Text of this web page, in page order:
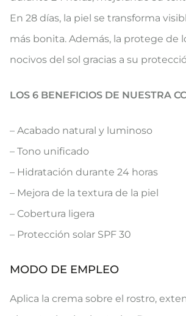
En 28 días, la piel se transforma
más bonita. Además, la protege de
nocivos del sol gracias a su
LOS 6 BENEFICIOS DE NUESTRA
– Acabado natural y luminoso
– Tono unificado
– Hidratación durante 24 horas
– Mejora de la textura de la piel
– Cobertura ligera
– Protección solar SPF 30
MODO DE EMPLEO
Aplica la crema sobre el rostro,